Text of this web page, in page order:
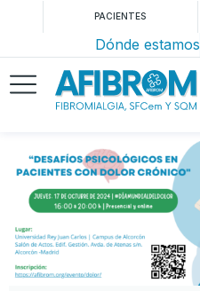
PACIENTES
Dónde estamos